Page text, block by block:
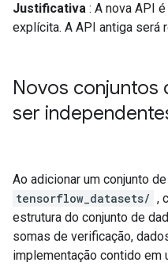
Justificativa : A nova API
explícita. A API antiga será
Novos conjuntos
ser
Ao adicionar um conjunto
tensorflow_datasets/ ,
estrutura do conjunto de
somas de verificação,
implementação contido em